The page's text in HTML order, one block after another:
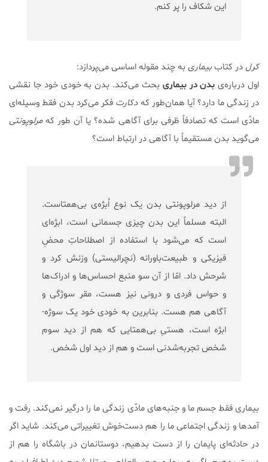
این شکاف را پر کنم.
کرل در کتاببیماری به چند مقوله اساسی می‌پردازد:
اول درباره‌یبدن در بیماری بحث می‌کند. بدن به خودی خود جا نقشی
در زندگی ما دارد؟ آیا همان‌طور که دکارت فکر می‌کرد بدن فقط وسیله‌ای
مادّی است که تصادفاً ظرفی برای آگاهی شده؟ یا آن طور کهمرلوپونتی
می‌گوید بدن مستقیماً با آگاهی در ارتباط است؟
از دید مرلوپونتی بدن یک نوع اُبژه‌ی بی‌همتاست.
البته مسلماً این بدن چیزی جسمانی است، ابژه‌ای
است که می‌شود با استفاده از اصطلاحاتِ محضِ
فیزیکی و طبیعت‌باورانه (نچرالیستی) وزنش کرد و
شرحش داد. امّا از آن سو منبع احساس‌ها و ادراک‌ها
و حواس فردی و درونی نیز هست، مقر سوژگی و
آگاهی هم هست. بنابرین به خودی خود یک سوژه-
ابژه است، هستیِ بی‌همتایی که هم از دید سوم
شخص تجربه‌شدنی است و هم از دید اول شخص.
بیماری‌ فقط جسم ما و جنبه‌های مادّی زندگی ما را درگیر نمی‌کند. رفت و
آمدها و زندگی اجتماعی ما را هم دست‌خوش تغییراتی می‌کند. شاید اگر
در حادثه‌ای پایمان را از دست بدهیم، دوستانمان در باشگاه را هم از